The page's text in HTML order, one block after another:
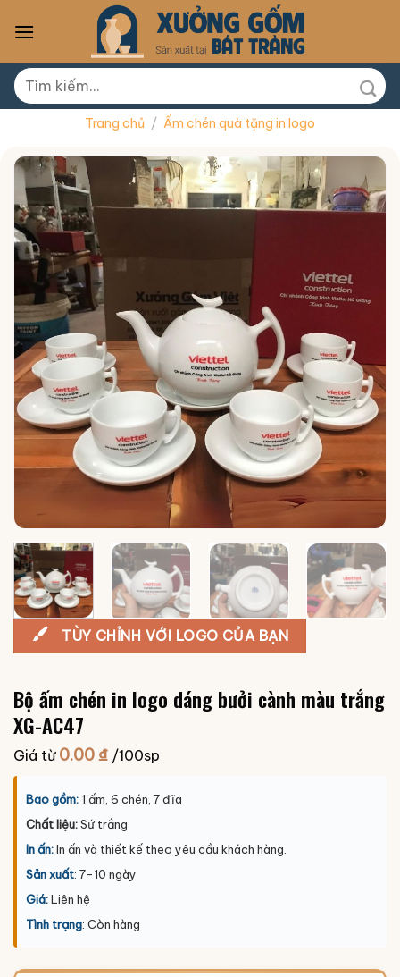
Tìm
kiếm:
Trang chủ / Ấm chén quà tặng in logo
TÙY CHỈNH VỚI LOGO CỦA BẠN
Bộ ấm chén in logo dáng bưởi cành màu trắng
XG-AC47
Giá từ 0.00₫ /100sp
Bao gồm: 1 ấm, 6 chén, 7 đĩa
Chất liệu:Sứ trắng
In ấn:In ấn và thiết kế theo yêu cầu khách hàng.
Sản xuất: 7-10 ngày
Giá:Liên hệ
Tình trạng: Còn hàng